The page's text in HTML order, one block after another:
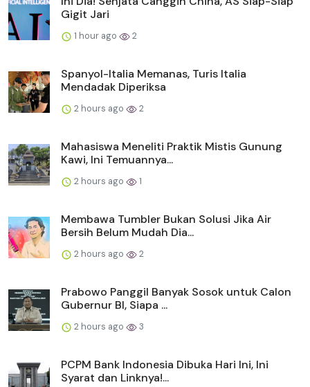
Gigit Jari
1 hour ago 2
Spanyol-Italia Memanas, Turis Italia
Mendadak Diperiksa
2 hours ago 2
Mahasiswa Meneliti Praktik Mistis Gunung
Kawi, Ini Temuannya...
2 hours ago 1
Membawa Tumbler Bukan Solusi Jika Air
Bersih Belum Mudah Dia...
2 hours ago 2
Prabowo Panggil Banyak Sosok untuk Calon
Gubernur BI, Siapa ...
2 hours ago 3
PCPM Bank Indonesia Dibuka Hari Ini, Ini
Syarat dan Linknya!...